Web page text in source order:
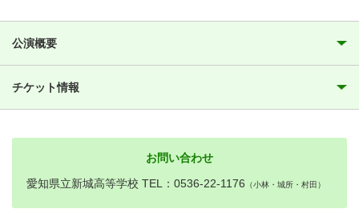
公演概要
チケット情報
お問い合わせ
愛知県立新城高等学校 TEL：0536-22-1176 （小林・城所・村田）